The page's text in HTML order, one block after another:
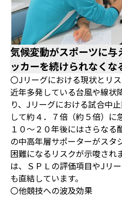
気候変動がスポーツに与
ッカーを続けられなく
〇Jリーグにおける現状とリ
近年多発している台風や線状
り、Jリーグにおける試合中
して約４．７倍（約５倍）に
１０〜２０年後にはさらなる
の中高年層サポーターがスタ
困難になるリスクが示唆され
は、ＳＰＬの評価項目やJリ
も直結しています。
〇他競技への波及効果